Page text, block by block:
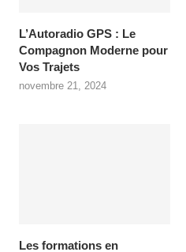
L’Autoradio GPS : Le
Compagnon Moderne pour
Vos Trajets
novembre 21, 2024
Les formations en